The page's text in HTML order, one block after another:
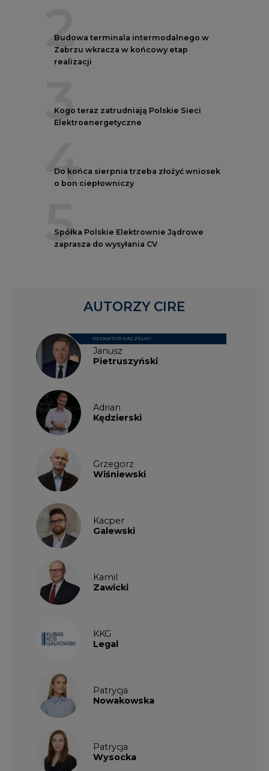
3
Kogo teraz zatrudniają Polskie Sieci
4
Do końca sierpnia trzeba złożyć wniosek
5
Spółka Polskie Elektrownie Jądrowe
Janusz
Pietruszyński
Adrian
Kędzierski
Grzegorz
Wiśniewski
Kacper
Kamil
KKG
Patrycja
Nowakowska
Patrycja
Paulina
Popiołek